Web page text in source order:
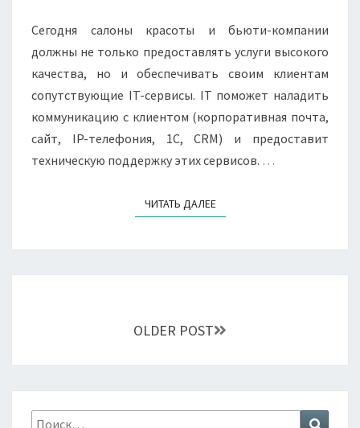
ITSOURCE…
Сегодня салоны красоты и бьюти-компании
должны не только предоставлять услуги высокого
качества, но и обеспечивать своим клиентам
сопутствующие IT-сервисы. IT поможет наладить
коммуникацию с клиентом (корпоративная почта,
сайт, IP-телефония, 1С, CRM) и предоставит
техническую поддержку этих сервисов. …
ЧИТАТЬ ДАЛЕЕЧИТАТЬ ДАЛЕЕ
OLDER POST
Найти: